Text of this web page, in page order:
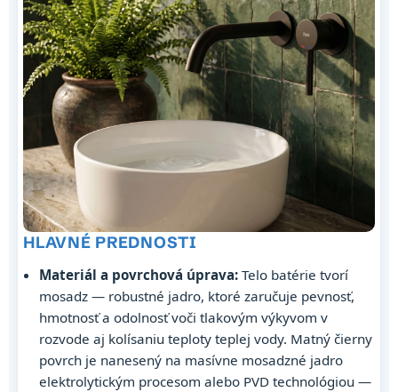
HLAVNÉ PREDNOSTI
Materiál a povrchová úprava: Telo batérie tvorí
mosadz — robustné jadro, ktoré zaručuje pevnosť,
hmotnosť a odolnosť voči tlakovým výkyvom v
rozvode aj kolísaniu teploty teplej vody. Matný čierny
povrch je nanesený na masívne mosadzné jadro
elektrolytickým procesom alebo PVD technológiou —